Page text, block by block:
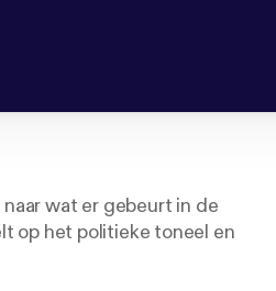
wat er gebeurt in de
op het politieke toneel en